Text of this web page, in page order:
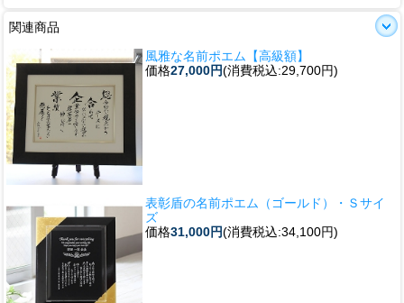
関連商品
風雅な名前ポエム【高級額】
価格27,000円(消費税込:29,700円)
表彰盾の名前ポエム（ゴールド）・Ｓサイ
ズ
価格31,000円(消費税込:34,100円)